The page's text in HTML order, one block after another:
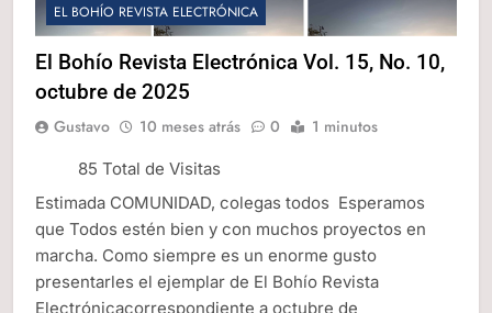
EL BOHÍO REVISTA ELECTRÓNICA
El Bohío Revista Electrónica Vol. 15, No. 10,
octubre de 2025
Gustavo 10 meses atrás 0 1 minutos
85 Total de Visitas
Estimada COMUNIDAD, colegas todos Esperamos
que Todos estén bien y con muchos proyectos en
marcha. Como siempre es un enorme gusto
presentarles el ejemplar de El Bohío Revista
Electrónicacorrespondiente a octubre de